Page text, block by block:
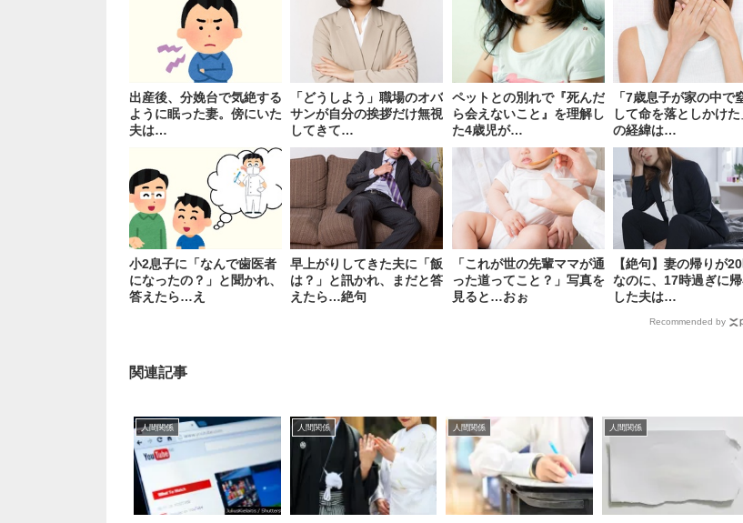
出産後、分娩台で気絶する
ように眠った妻。傍にいた
夫は…
「どうしよう」職場のオバ
サンが自分の挨拶だけ無視
してきて…
ペットとの別れで『死んだ
ら会えないこと』を理解し
た4歳児が…
「7歳息子が家の中で
して命を落としかけ
の経緯は…
小2息子に「なんで歯医者
になったの？」と聞かれ、
答えたら…え
早上がりしてきた夫に「飯
は？」と訊かれ、まだと答
えたら…絶句
「これが世の先輩ママが通
った道ってこと？」写真を
見ると…おぉ
【絶句】妻の帰りが
なのに、17時過ぎに
した夫は…
Recommended by
関連記事
人間関係 人間関係 人間関係 人間関係